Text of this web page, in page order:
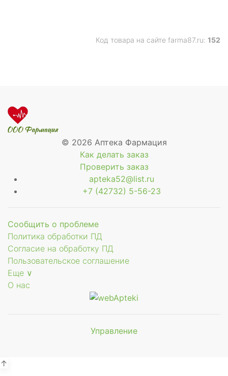
Код товара на сайте farma87.ru: 152
© 2026 Аптека Фармация
Как делать заказ
Проверить заказ
apteka52@list.ru
+7 (42732) 5-56-23
Сообщить о проблеме
Политика обработки ПД
Согласие на обработку ПД
Пользовательское соглашение
Еще ∨
О нас
Управление
↑
Мы будем